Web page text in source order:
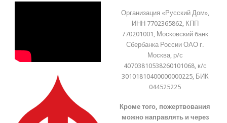
Организация «Русский Дом»,
ИНН 7702365862, КПП
770201001, Московский банк
Сбербанка России ОАО г.
Москва, р/с
40703810538260101068, к/с
30101810400000000225, БИК
044525225
Кроме того, пожертвования
можно направлять и через